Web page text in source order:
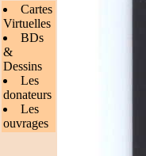
Cartes
Virtuelles
BDs
&
Dessins
Les
donateurs
Les
ouvrages